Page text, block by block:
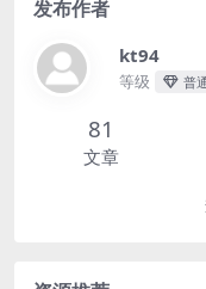
发布作者
kt94
等级 普
81
文章